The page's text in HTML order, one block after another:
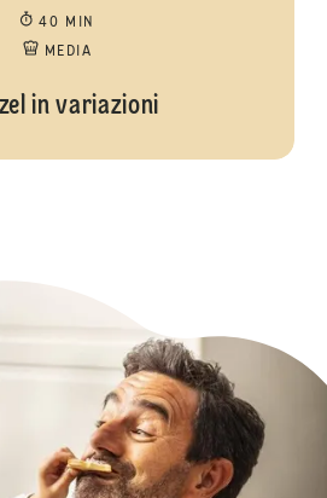
40 MIN
MEDIA
in variazioni